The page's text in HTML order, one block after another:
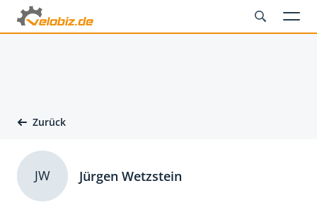
Zurück
JW Jürgen Wetzstein